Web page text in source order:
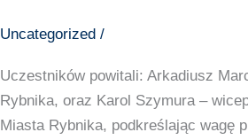
Uncategorized /
Uczestników powitali: Arkadiusz
Rybnika, oraz Karol Szymura –
Miasta Rybnika, podkreślając wagę
współpracy
Rybnicka
Rada
Seniorów,